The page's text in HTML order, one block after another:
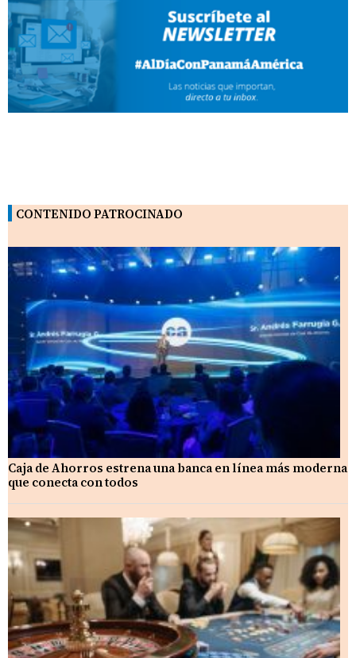
CONTENIDO PATROCINADO
Caja de Ahorros estrena una banca en línea más moderna
que conecta con todos